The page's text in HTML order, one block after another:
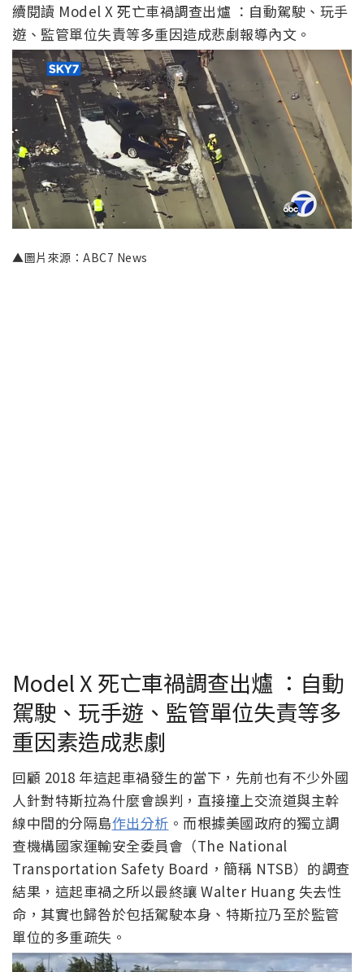
續閱讀 Model X 死亡車禍調查出爐 ：自動駕駛、玩手
遊、監管單位失責等多重因造成悲劇報導內文。
▲圖片來源：ABC7 News
Model X 死亡車禍調查出爐 ：自動
駕駛、玩手遊、監管單位失責等多
重因素造成悲劇
回顧 2018 年這起車禍發生的當下，先前也有不少外國
人針對特斯拉為什麼會誤判，直接撞上交流道與主幹
線中間的分隔島作出分析 。而根據美國政府的獨立調
查機構國家運輸安全委員會（The National
Transportation Safety Board，簡稱 NTSB）的調查
結果，這起車禍之所以最終讓 Walter Huang 失去性
命，其實也歸咎於包括駕駛本身、特斯拉乃至於監管
單位的多重疏失。